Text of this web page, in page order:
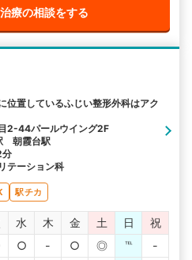
療の相談をする
位置しているふじい整形外科はアク
2-44パールウイング2F
朝霞台駅
分
テーション科
駅チカ
水 木 金 土 日
祝
○ - ○ ◎ ℡
-